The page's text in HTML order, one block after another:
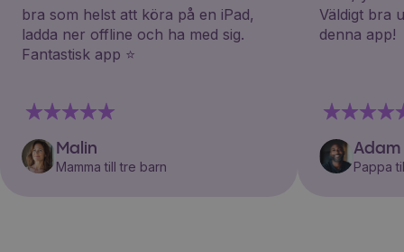
bra som helst att köra på en iPad,
ladda ner offline och ha med sig.
Fantastisk app ⭐️
Malin
Mamma till tre barn
Väldigt bra
denna app!
Adam
Pappa